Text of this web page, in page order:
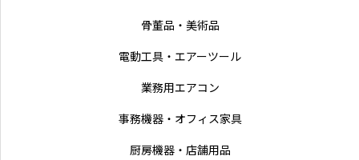
骨董品・美術品
電動工具・エアーツール
業務用エアコン
事務機器・オフィス家具
厨房機器・店舗用品